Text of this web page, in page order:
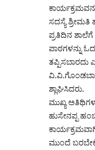
ಸದಸ್ಯೆ ಶ್ರೀಮತಿ
ಪ್ರತಿದಿನ ಶಾಲೆಗೆ
ಪಾಠಗಳನ್ನು
ತಪ್ಪಿಸಬಾರದು
ಶ್ಲಾಘಿಸಿದರು.
ಮುಖ್ಯ
ಹುಸೇನಪ್ಪ
ಮುಂದೆ